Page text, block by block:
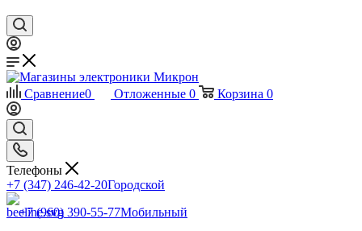
Сравнение0 Отложенные 0 Корзина 0
Телефоны
+7 (347) 246-42-20Городской
+7 (960) 390-55-77Мобильный